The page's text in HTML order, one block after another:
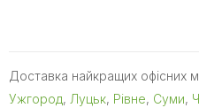
Доставка найкращих офісних
Ужгород, Луцьк, Рівне, Суми,